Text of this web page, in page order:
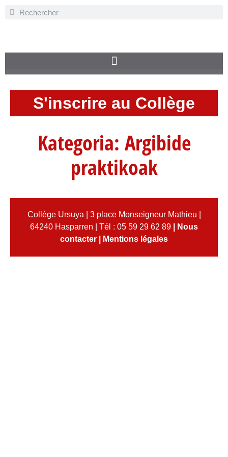
S'inscrire au Collège
Kategoria: Argibide
praktikoak
Collège Ursuya | 3 place Monseigneur Mathieu |
64240 Hasparren | Tél : 05 59 29 62 89
Nous
contacter
Mentions légales